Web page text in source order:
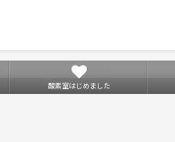
酸素室はじめました